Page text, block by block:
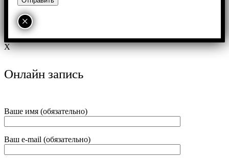
×
X
Онлайн запись
Ваше имя (обязательно)
Ваш e-mail (обязательно)